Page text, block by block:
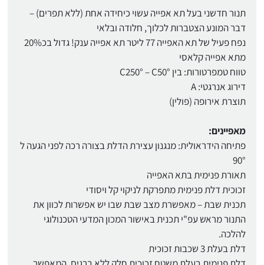
תנור חדשני בעל תא אפייה עשוי כיחידה אחת (ללא תפרים) –
דבר המונע הצטברות לכלוך, חלודה ובלאי
נפח פעיל של תא האפייה 77 ליטר תא אפייה ענק! גדול בכ20%
מתא אפייה קלאסי
טווח טמפרטורות: בין C250° – C50°
דירוג אנרגטי: A
תוצרת אירופה (פולין)
מאפיינים:
פתיחה הידראולית: מנגנון עצירת הדלת בצורה רכה לפני הגעה ל
90°
תאורת פנימית בתא האפייה
זכוכית דלת פנימית מתפרקת לניקוי קל ויסודי
תכנית שבת – מאפשרת מצב שבת שבו יש אפשרות לכוון את
התנור מראש עפ"י תכנית באישור המכון המדעי הטכנולוגי
להלכה.
דלת בעלת 3 שכבות זכוכית